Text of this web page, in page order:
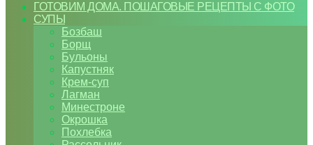
ГОТОВИМ ДОМА. ПОШАГОВЫЕ РЕЦЕПТЫ С ФОТО
СУПЫ
Бозбаш
Борщ
Бульоны
Капустняк
Крем-суп
Лагман
Минестроне
Окрошка
Похлебка